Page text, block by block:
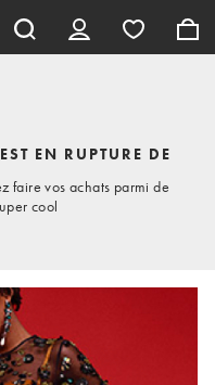
EN RUPTURE DE
faire vos achats parmi de
cool